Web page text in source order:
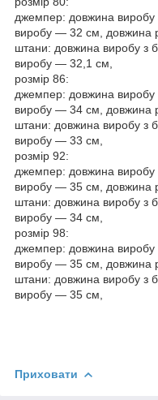
джемпер: довжина
виробу — 32 см, довжина
штани: довжина виробу з
виробу — 32,1 см,
розмір 86:
джемпер: довжина
виробу — 34 см, довжина
штани: довжина виробу з
виробу — 33 см,
розмір 92:
джемпер: довжина
виробу — 35 см, довжина
штани: довжина виробу з
виробу — 34 см,
розмір 98:
джемпер: довжина
виробу — 35 см, довжина
штани: довжина виробу з
виробу — 35 см,
Приховати